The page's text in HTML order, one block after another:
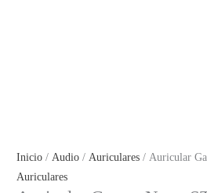
Inicio /Audio /Auriculares / Auricular
Auriculares